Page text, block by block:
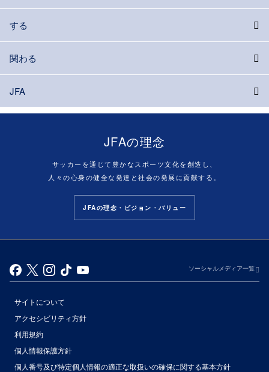
する
関わる
JFA
JFAの理念
サッカーを通じて豊かなスポーツ文化を創造し、
人々の心身の健全な発達と社会の発展に貢献する。
JFAの理念・ビジョン・バリュー
ソーシャルメディア一覧
サイトについて
アクセシビリティ方針
利用規約
個人情報保護方針
個人番号及び特定個人情報の適正な取扱いの確保に関する基本方針